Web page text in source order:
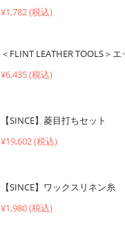
¥1,782 (税込)
＜FLINT LEATHER TOOLS＞
¥6,435 (税込)
【SINCE】菱目打ちセット
¥19,602 (税込)
【SINCE】ワックスリネン糸
¥1,980 (税込)